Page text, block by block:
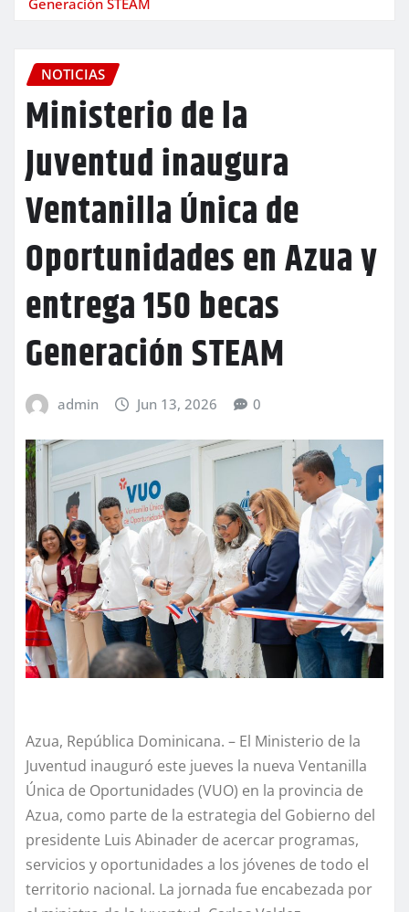
NOTICIAS
Ministerio de la
Juventud inaugura
Ventanilla Única de
Oportunidades en Azua y
entrega 150 becas
Generación STEAM
admin Jun 13, 2026 0
Azua, República Dominicana. – El Ministerio de la
Juventud inauguró este jueves la nueva Ventanilla
Única de Oportunidades (VUO) en la provincia de
Azua, como parte de la estrategia del Gobierno del
presidente Luis Abinader de acercar programas,
servicios y oportunidades a los jóvenes de todo el
territorio nacional. La jornada fue encabezada por